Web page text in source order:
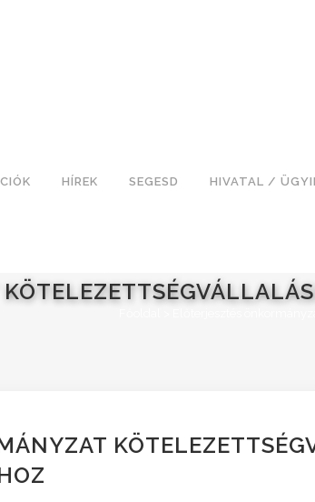
HÍREK SEGESD HIVATAL /